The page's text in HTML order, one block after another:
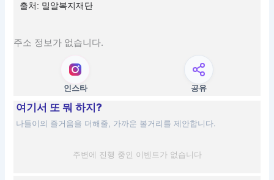
출처: 밀알복지재단
주소 정보가 없습니다.
인스타 공유
여기서 또 뭐 하지?
나들이의 즐거움을 더해줄, 가까운 볼거리를 제안합니다.
주변에 진행 중인 이벤트가 없습니다